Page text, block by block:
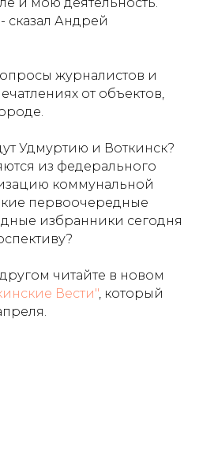
сказал Андрей
журналистов и
от объектов,
Удмуртию и Воткинск?
из федерального
коммунальной
первоочередные
избранники сегодня
читайте в новом
Вести", который